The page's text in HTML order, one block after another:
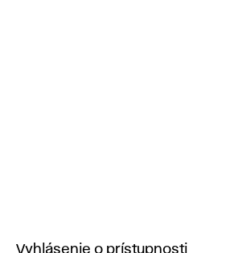
Vyhlásenie o prístupnosti